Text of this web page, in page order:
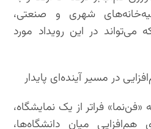
شهری و صنعتی،
در این رویداد مورد
در مسیر آینده‌ای پایدار
«فن‌نما» فراتر از یک نمایشگاه،
میان دانشگاه‌ها،